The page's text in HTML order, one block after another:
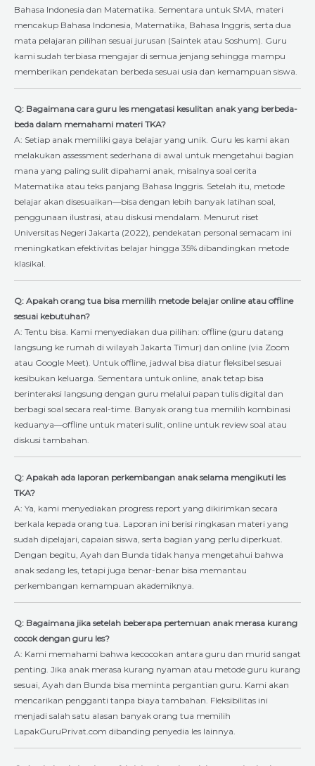
Bahasa Indonesia dan Matematika. Sementara untuk SMA, materi
mencakup Bahasa Indonesia, Matematika, Bahasa Inggris, serta dua
mata pelajaran pilihan sesuai jurusan (Saintek atau Soshum). Guru
kami sudah terbiasa mengajar di semua jenjang sehingga mampu
memberikan pendekatan berbeda sesuai usia dan kemampuan siswa.
Q: Bagaimana cara guru les mengatasi kesulitan anak yang berbeda-
beda dalam memahami materi TKA?
A: Setiap anak memiliki gaya belajar yang unik. Guru les kami akan
melakukan assessment sederhana di awal untuk mengetahui bagian
mana yang paling sulit dipahami anak, misalnya soal cerita
Matematika atau teks panjang Bahasa Inggris. Setelah itu, metode
belajar akan disesuaikan—bisa dengan lebih banyak latihan soal,
penggunaan ilustrasi, atau diskusi mendalam. Menurut riset
Universitas Negeri Jakarta (2022), pendekatan personal semacam ini
meningkatkan efektivitas belajar hingga 35% dibandingkan metode
klasikal.
Q: Apakah orang tua bisa memilih metode belajar online atau offline
sesuai kebutuhan?
A: Tentu bisa. Kami menyediakan dua pilihan: offline (guru datang
langsung ke rumah di wilayah Jakarta Timur) dan online (via Zoom
atau Google Meet). Untuk offline, jadwal bisa diatur fleksibel sesuai
kesibukan keluarga. Sementara untuk online, anak tetap bisa
berinteraksi langsung dengan guru melalui papan tulis digital dan
berbagi soal secara real-time. Banyak orang tua memilih kombinasi
keduanya—offline untuk materi sulit, online untuk review soal atau
diskusi tambahan.
Q: Apakah ada laporan perkembangan anak selama mengikuti les
TKA?
A: Ya, kami menyediakan progress report yang dikirimkan secara
berkala kepada orang tua. Laporan ini berisi ringkasan materi yang
sudah dipelajari, capaian siswa, serta bagian yang perlu diperkuat.
Dengan begitu, Ayah dan Bunda tidak hanya mengetahui bahwa
anak sedang les, tetapi juga benar-benar bisa memantau
perkembangan kemampuan akademiknya.
Q: Bagaimana jika setelah beberapa pertemuan anak merasa kurang
cocok dengan guru les?
A: Kami memahami bahwa kecocokan antara guru dan murid sangat
penting. Jika anak merasa kurang nyaman atau metode guru kurang
sesuai, Ayah dan Bunda bisa meminta pergantian guru. Kami akan
mencarikan pengganti tanpa biaya tambahan. Fleksibilitas ini
menjadi salah satu alasan banyak orang tua memilih
LapakGuruPrivat.com dibanding penyedia les lainnya.